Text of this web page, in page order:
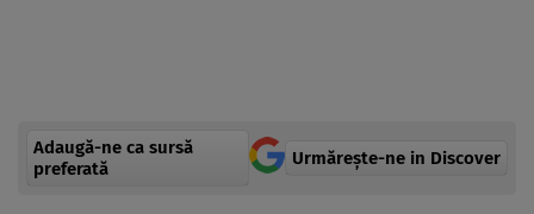
Adaugă-ne ca sursă
preferată
Urmărește-ne in Discover